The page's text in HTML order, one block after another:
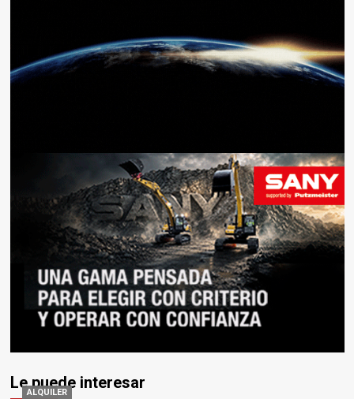
Le puede interesar
ALQUILER